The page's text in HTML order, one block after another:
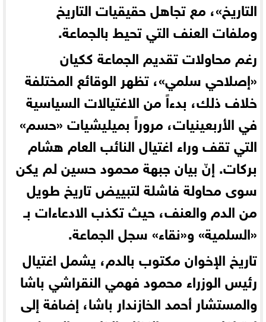
التاريخ »، مع تجاهل حقيقيات التاريخ
وملفات العنف التي تحيط بالجماعة.
رغم محاولات تقديم الجماعة ككيان
«إصلاحي سلمي »، تظهر الوقائع المختلفة
خلاف ذلك، بدءاً من الاغتيالات السياسية
في الأربعينيات، مروراً بميليشيات «حسم »
التي تقف وراء اغتيال النائب العام هشام
بركات. إنّ بيان جبهة محمود حسين لم يكن
سوى محاولة فاشلة لتبييض تاريخ طويل
من الدم والعنف، حيث تكذب الادعاءات بـ
«السلمية » و«نقاء » سجل الجماعة.
تاريخ الإخوان مكتوب بالدم، يشمل اغتيال
رئيس الوزراء محمود فهمي النقراشي باشا
والمستشار أحمد الخازندار باشا، إضافة إلى